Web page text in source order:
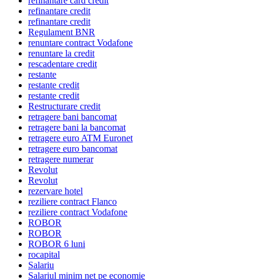
refinantare credit
refinantare credit
Regulament BNR
renuntare contract Vodafone
renuntare la credit
rescadentare credit
restante
restante credit
restante credit
Restructurare credit
retragere bani bancomat
retragere bani la bancomat
retragere euro ATM Euronet
retragere euro bancomat
retragere numerar
Revolut
Revolut
rezervare hotel
reziliere contract Flanco
reziliere contract Vodafone
ROBOR
ROBOR
ROBOR 6 luni
rocapital
Salariu
Salariul minim net pe economie